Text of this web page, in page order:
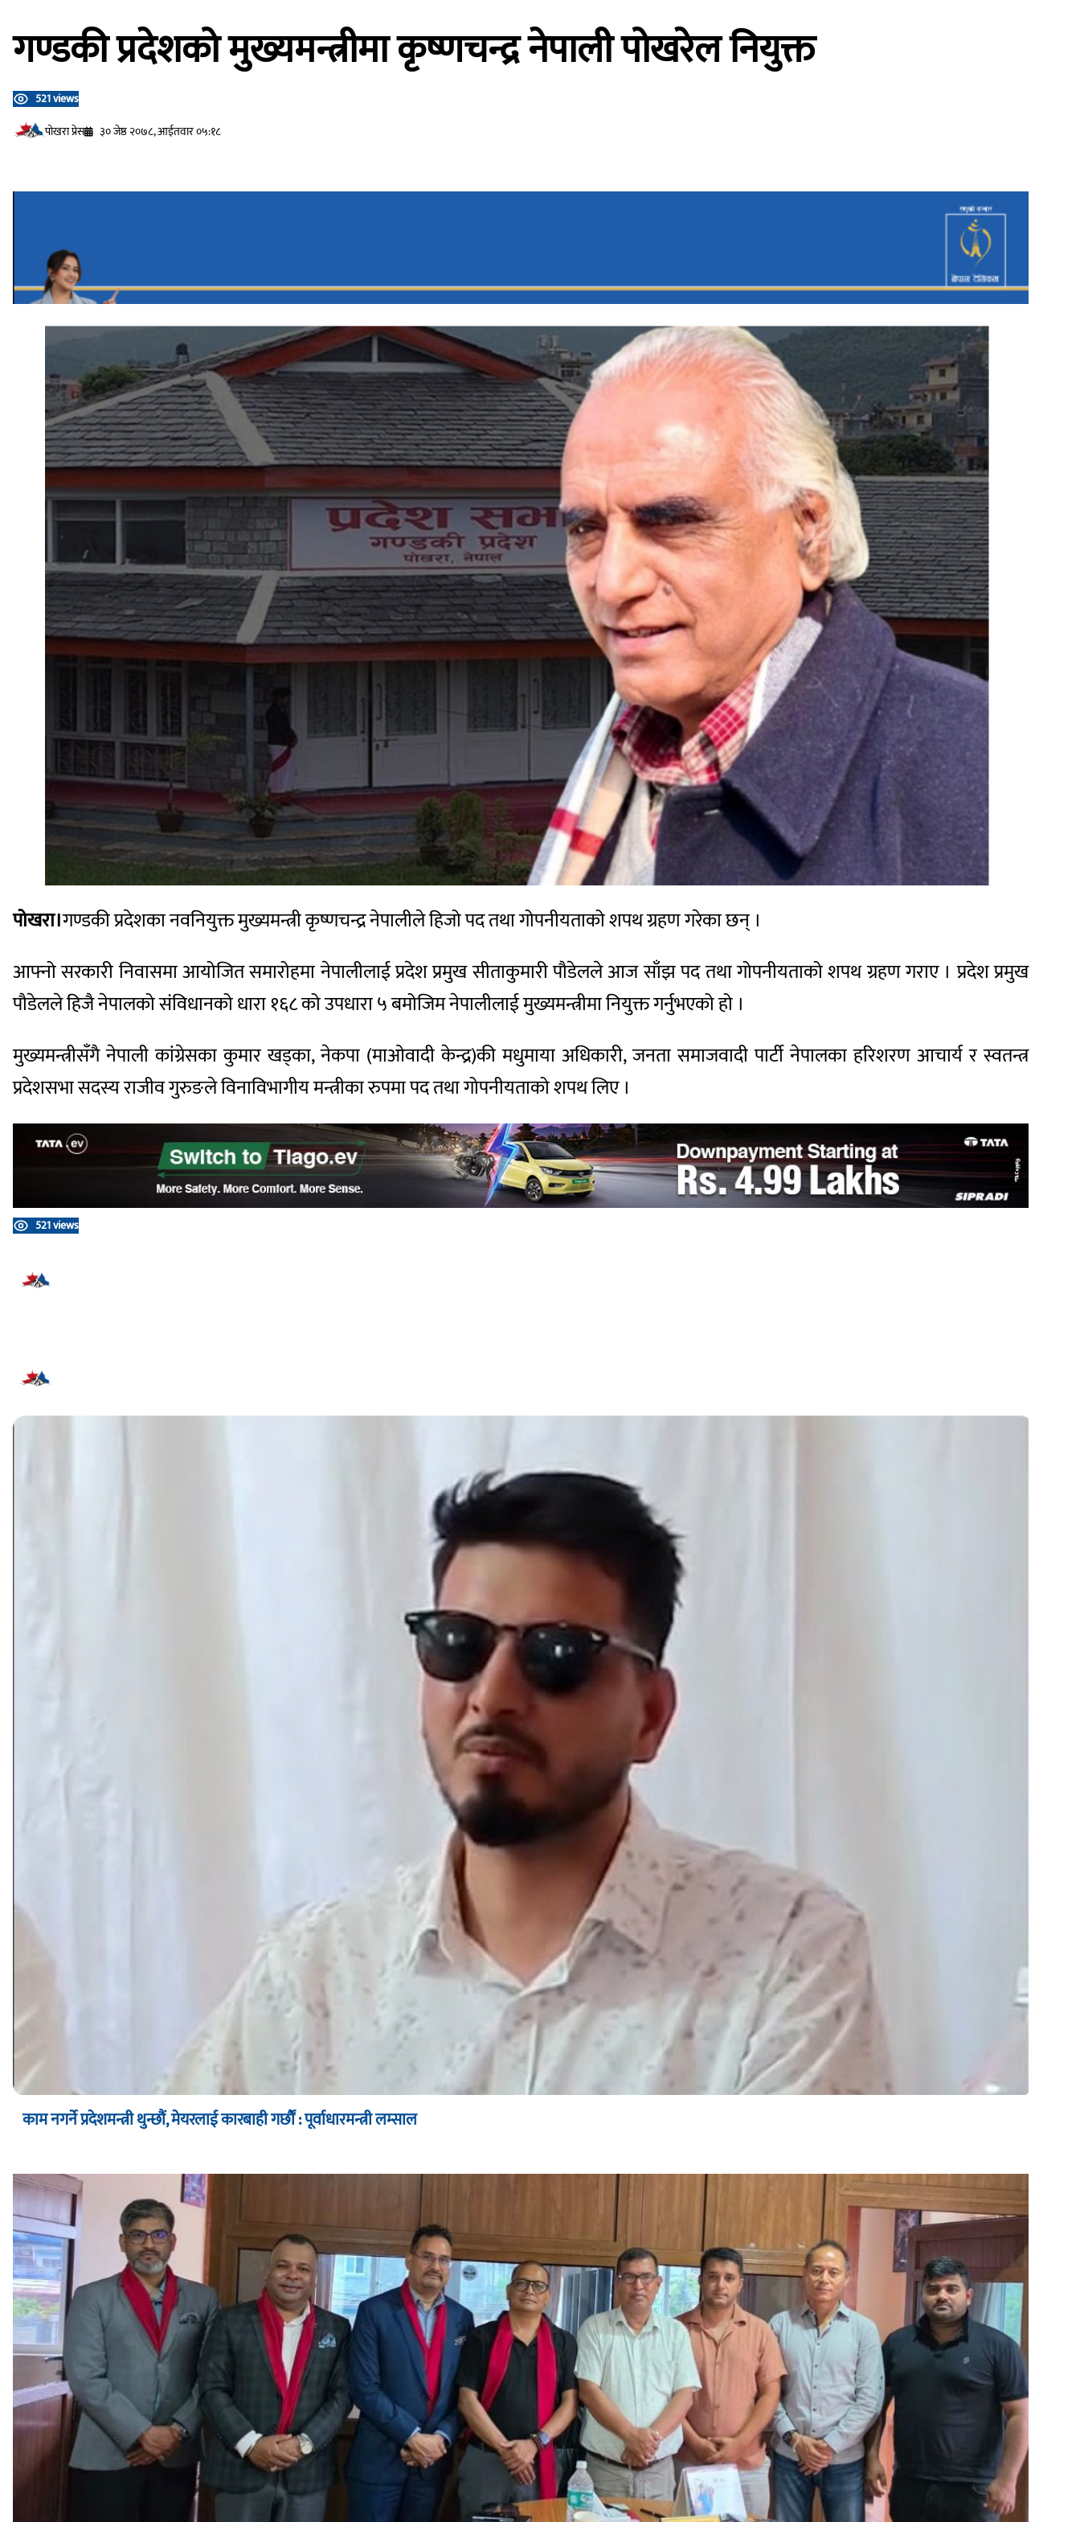
गण्डकी प्रदेशको मुख्यमन्त्रीमा कृष्णचन्द्र नेपाली पोखरेल नियुक्त
521 views
प‍ोखरा प्रेस
३० जेष्ठ २०७८, आईतवार ०५:१८
पोखरा।गण्डकी प्रदेशका नवनियुक्त मुख्यमन्त्री कृष्णचन्द्र नेपालीले हिजो पद तथा गोपनीयताको शपथ ग्रहण गरेका छन् ।
आफ्नो सरकारी निवासमा आयोजित समारोहमा नेपालीलाई प्रदेश प्रमुख सीताकुमारी पौडेलले आज साँझ पद तथा गोपनीयताको शपथ ग्रहण गराए । प्रदेश प्रमुख
पौडेलले हिजै नेपालको संविधानको धारा १६८ को उपधारा ५ बमोजिम नेपालीलाई मुख्यमन्त्रीमा नियुक्त गर्नुभएको हो ।
मुख्यमन्त्रीसँगै नेपाली कांग्रेसका कुमार खड्का, नेकपा (माओवादी केन्द्र)की मधुमाया अधिकारी, जनता समाजवादी पार्टी नेपालका हरिशरण आचार्य र स्वतन्त्र
प्रदेशसभा सदस्य राजीव गुरुङले विनाविभागीय मन्त्रीका रुपमा पद तथा गोपनीयताको शपथ लिए ।
521 views
काम नगर्ने प्रदेशमन्त्री थुन्छौं, मेयरलाई कारबाही गर्छौं : पूर्वाधारमन्त्री लम्साल